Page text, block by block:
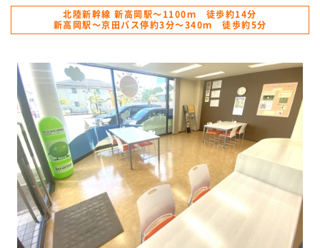
北陸新幹線 新高岡駅～1100ｍ 徒歩約14分
新高岡駅～京田バス停約3分～340ｍ 徒歩約5分